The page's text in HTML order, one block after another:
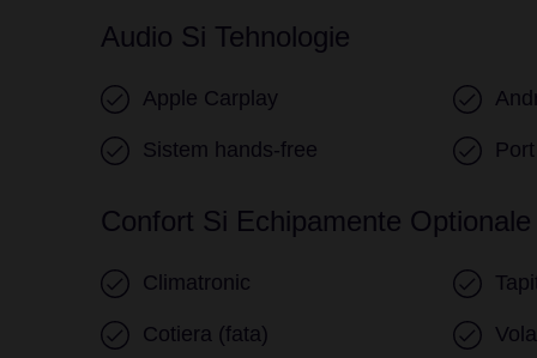
Audio Si Tehnologie
Apple Carplay
Sistem hands-free
Confort Si Echipamente Optionale
Climatronic
Cotiera (fata)